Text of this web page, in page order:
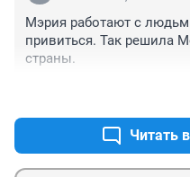
Мэрия работают с
привиться. Так решила
страны.
Читать